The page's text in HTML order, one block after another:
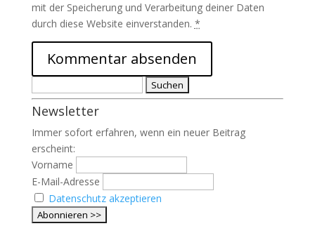
mit der Speicherung und Verarbeitung deiner Daten
durch diese Website einverstanden. *
nach:
Newsletter
Immer sofort erfahren, wenn ein neuer Beitrag
erscheint:
Vorname
E-Mail-Adresse
Datenschutz akzeptieren